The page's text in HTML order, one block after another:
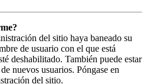
del sitio haya baneado su
de usuario con el que está
deshabilitado. También puede estar
nuevos usuarios. Póngase en
del sitio.